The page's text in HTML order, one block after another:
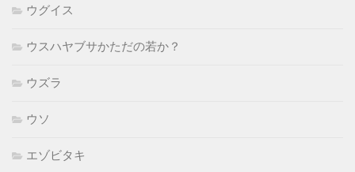
ウグイス
ウスハヤブサかただの若か？
ウズラ
ウソ
エゾビタキ